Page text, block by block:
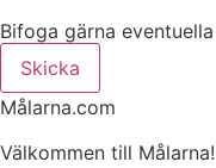
Bifoga gärna
Skicka
Målarna.com
Välkommen till